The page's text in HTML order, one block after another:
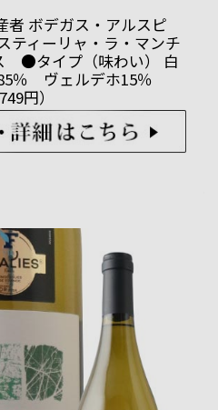
ボデガス・アルスピ
ィーリャ・ラ・マンチ
●タイプ（味わい） 白
％ ヴェルデホ15％
円）